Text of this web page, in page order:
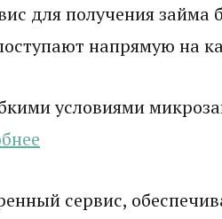
для получения займа
напрямую на
условиями
сервис,